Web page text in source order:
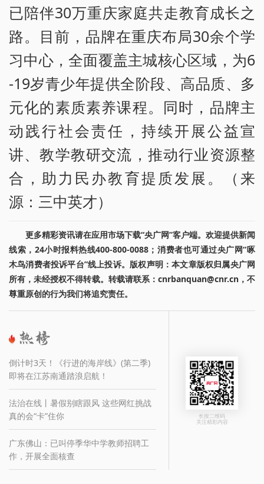
已陪伴30万重庆家庭共走教育成长之
路。目前，品牌在重庆布局30余个学
习中心，全面覆盖主城核心区域，为6
-19岁青少年提供全阶段、高品质、多
元化的素质素养课程。同时，品牌主
动践行社会责任，持续开展公益宣
讲、教学教研交流，推动行业资源整
合，助力民办教育提质发展。（来
源：三中英才）
更多精彩资讯请在应用市场下载“央广网”客户端。欢迎提供新闻
线索，24小时报料热线400-800-0088；消费者也可通过央广网“啄
木鸟消费者投诉平台”线上投诉。版权声明：本文章版权归属央广网
所有，未经授权不得转载。转载请联系：cnrbanquan@cnr.cn，不
尊重原创的行为我们将追究责任。
倒计时3天！《行进的海岸线》(第二季)
即将在江苏南通踏浪启航！
法治在线丨暑假别瞎跟风 这些网红挑战
真的会“卡”住你
广东佛山：已叫停季华中学教师招聘工
作，开展全面核查
长按二维码
关注精彩内容